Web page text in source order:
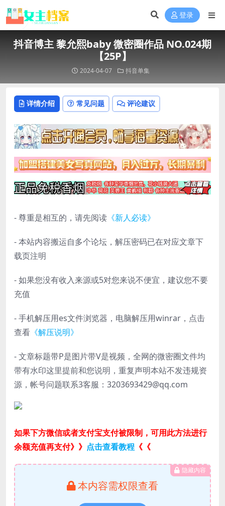
登录
抖音博主 黎允熙baby 微密圈作品 NO.024期
【25P】
2024-04-07 抖音单集
详情介绍 常见问题 评论建议
- 尊重是相互的，请先阅读 《新人必读》
- 本站内容搬运自多个论坛，解压密码已在对应文章下
载页注明
- 如果您没有收入来源或5对您来说不便宜，建议您不要
充值
- 手机解压用es文件浏览器，电脑解压用winrar，点击
查看 《解压说明》
- 文章标题带P是图片带V是视频，全网的微密圈文件均
带有水印这里提前和您说明，重复声明本站不发违规资
源，帐号问题联系3客服：3203693429@qq.com
如果下方微信或者支付宝支付被限制，可用此方法进行
余额充值再支付》》 点击查看教程 《《
隐藏内容
本内容需权限查看